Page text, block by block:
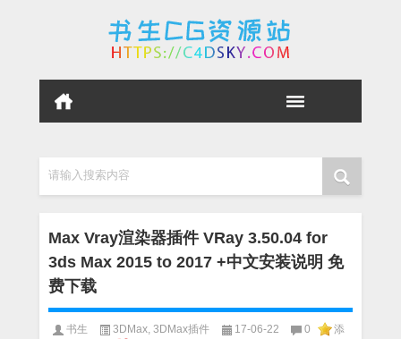
请输入搜索内容
Max Vray渲染器插件 VRay 3.50.04 for
3ds Max 2015 to 2017 +中文安装说明 免
费下载
书生 3DMax 3DMax插件 17-06-22 0
添